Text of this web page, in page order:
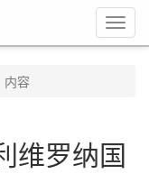
内容
维罗纳国